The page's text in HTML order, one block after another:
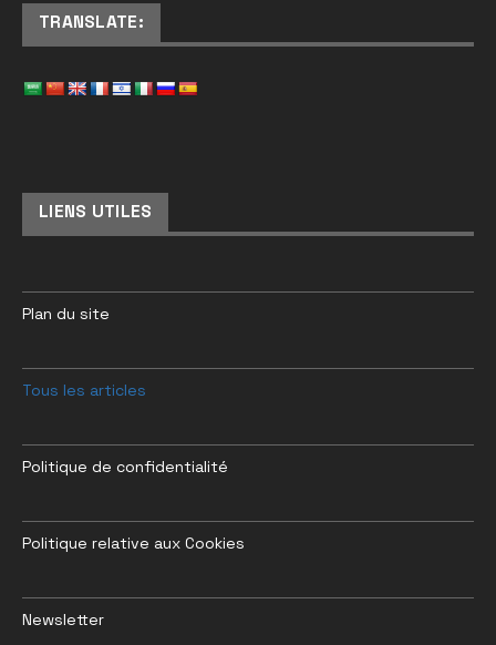
TRANSLATE:
LIENS UTILES
Plan du site
Tous les articles
Politique de confidentialité
Politique relative aux Cookies
Newsletter